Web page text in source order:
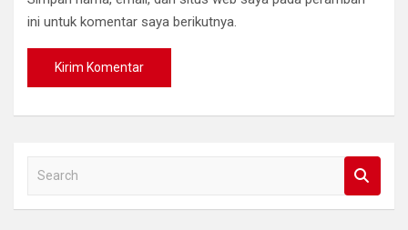
ini untuk komentar saya berikutnya.
a